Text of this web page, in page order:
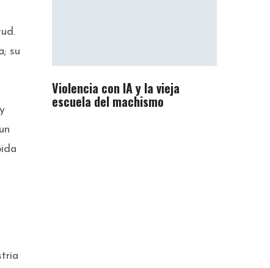
su
Violencia con IA y la vieja
escuela del machismo